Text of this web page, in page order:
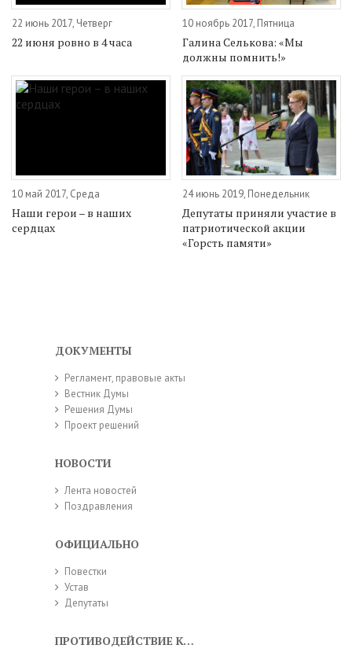
22 июнь 2017, Четверг
22 июня ровно в 4 часа
10 ноябрь 2017, Пятница
Галина Селькова: «Мы
должны помнить!»
10 май 2017, Среда
Наши герои – в наших
сердцах
24 июнь 2019, Понедельник
Депутаты приняли участие в
патриотической акции
«Горсть памяти»
ДОКУМЕНТЫ
Регламент, правовые акты
Вестник Думы
Решения Думы
Проект решений
НОВОСТИ
Лента новостей
Поздравления
ОФИЦИАЛЬНО
Повестки
Устав
Депутаты
ПРОТИВОДЕЙСТВИЕ КОРРУПЦИИ